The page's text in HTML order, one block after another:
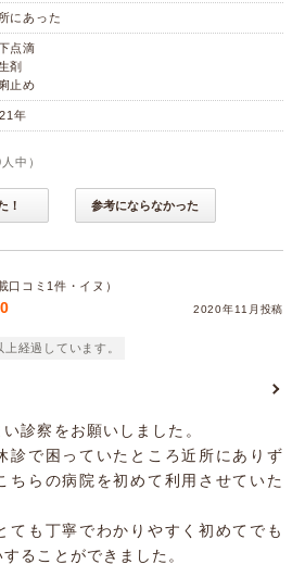
にあった
点滴
剤
止め
年
人中）
！ 参考にならなかった
口コミ1件・イヌ）
2020年11月投稿
経過しています。
診察をお願いしました。
診で困っていたところ近所にありず
ちらの病院を初めて利用させていた
ても丁寧でわかりやすく初めてでも
ることができました。